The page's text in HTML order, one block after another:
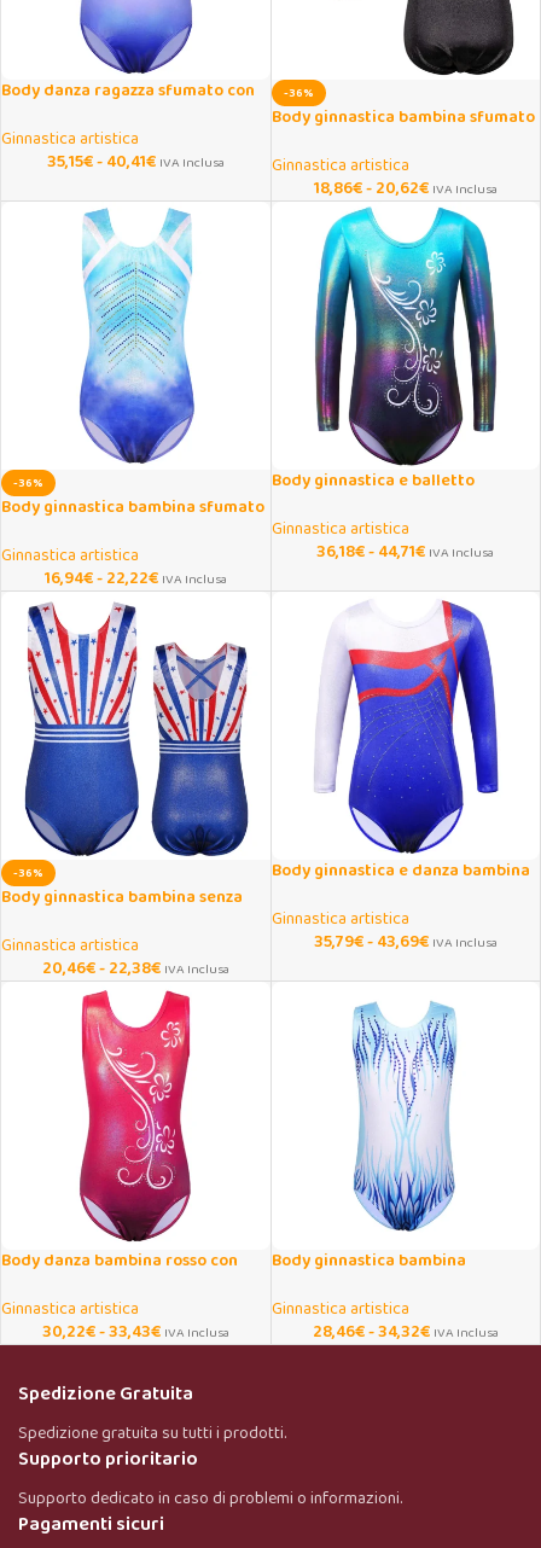
Body danza ragazza sfumato con
Ginnastica artistica
35,15€-40,41€ IVA Inclusa
-36%
Body ginnastica bambina sfumato
Ginnastica artistica
18,86€-20,62€ IVA Inclusa
-36%
Body ginnastica bambina sfumato
Ginnastica artistica
16,94€-22,22€ IVA Inclusa
Body ginnastica e balletto
Ginnastica artistica
36,18€-44,71€ IVA Inclusa
-36%
Body ginnastica bambina senza
Ginnastica artistica
20,46€-22,38€ IVA Inclusa
Body ginnastica e danza bambina
Ginnastica artistica
35,79€-43,69€ IVA Inclusa
Body danza bambina rosso con
Ginnastica artistica
30,22€-33,43€ IVA Inclusa
Body ginnastica bambina
Ginnastica artistica
28,46€-34,32€ IVA Inclusa
Spedizione Gratuita
Spedizione gratuita su tutti i prodotti.
Supporto prioritario
Supporto dedicato in caso di problemi o informazioni.
Pagamenti sicuri